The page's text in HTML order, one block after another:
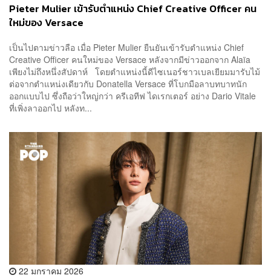
Pieter Mulier เข้ารับตำแหน่ง Chief Creative Officer คน
ใหม่ของ Versace
เป็นไปตามข่าวลือ เมื่อ Pieter Mulier ยืนยันเข้ารับตำแหน่ง Chief
Creative Officer คนใหม่ของ Versace หลังจากมีข่าวออกจาก Alaïa
เพียงไม่ถึงหนึ่งสัปดาห์ โดยตำแหน่งนี้ดีไซเนอร์ชาวเบลเยียมมารับไม้
ต่อจากตำแหน่งเดียวกับ Donatella Versace ที่โบกมือลาบทบาทนัก
ออกแบบไป ซึ่งถือว่าใหญ่กว่า ครีเอทีฟ ไดเรกเตอร์ อย่าง Dario Vitale
ที่เพิ่งลาออกไป หลังท...
22 มกราคม 2026